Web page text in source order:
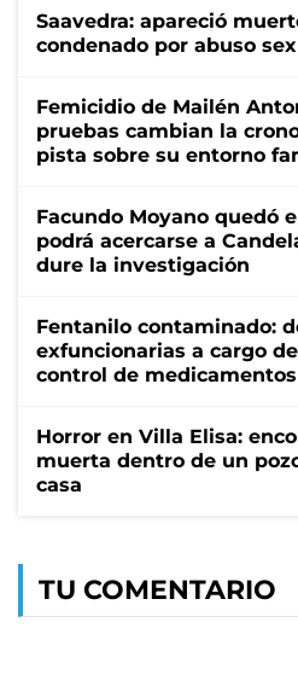
Saavedra: apareció
condenado por abuso
Femicidio de Mailén
pruebas cambian la
pista sobre su entorno
Facundo Moyano quedó
podrá acercarse a
dure la investigación
Fentanilo contaminado:
exfuncionarias a cargo
control de medicamentos
Horror en Villa Elisa:
muerta dentro de un
casa
TU COMENTARIO